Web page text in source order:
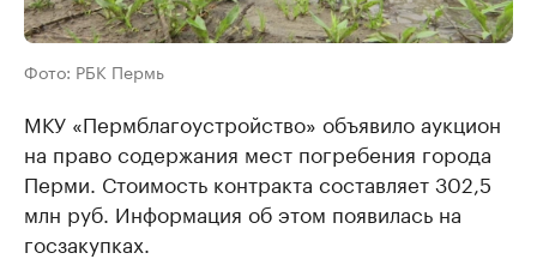
Фото: РБК Пермь
МКУ «Пермблагоустройство» объявило аукцион
на право содержания мест погребения города
Перми. Стоимость контракта составляет 302,5
млн руб. Информация об этом появилась на
госзакупках.